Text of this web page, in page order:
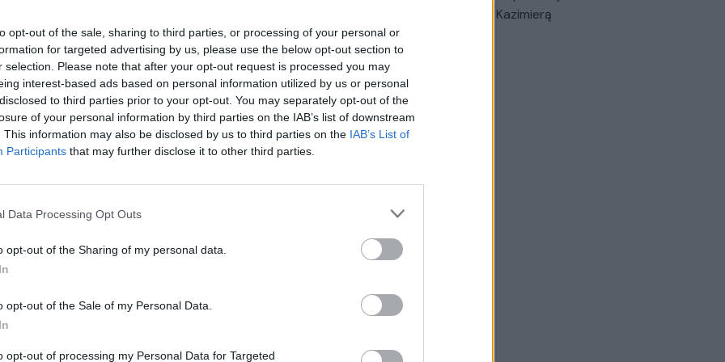
opt-out of the sale, sharing to third parties, or processing of your personal or
for targeted advertising by us, please use the below opt-out section to
selection. Please note that after your opt-out request is processed you may
interest-based ads based on personal information utilized by us or personal
to third parties prior to your opt-out. You may separately opt-out of the
of your personal information by third parties on the IAB’s list of downstream
This information may also be disclosed by us to third parties on the IAB’s List of
Participants that may further disclose it to other third parties.
Data Processing Opt Outs
opt-out of the Sharing of my personal data.
opt-out of the Sale of my Personal Data.
opt-out of processing my Personal Data for Targeted
energijos kainos Dujos
tik Lrytas.TV
Kuprines pasvėrę specialistai įspėja apie
jautriais prisiminimais apie Kazimierą
Prunskienę